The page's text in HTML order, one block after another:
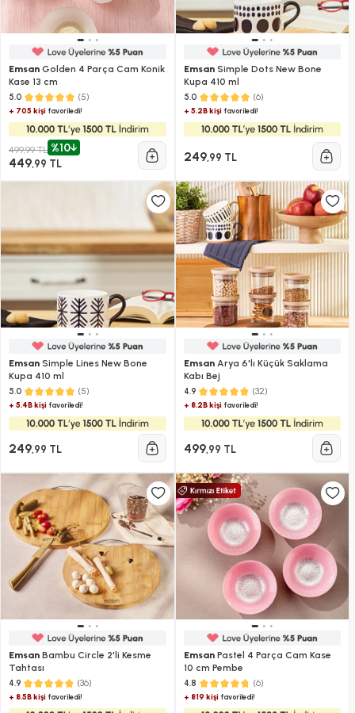
Emsan Golden 4 Parça Cam Konik
Kase 13 cm
5.0 (5)
+ 705 kişi favoriledi!
499,99 TL %10
449,99 TL
EmsanSimple Dots New Bone
Kupa 410 ml
5.0 (6)
+ 5.2B kişifavoriledi!
249,99 TL
Emsan Simple Lines New Bone
Kupa 410 ml
5.0 (5)
+ 5.4B kişi favoriledi!
249,99 TL
EmsanArya 6'lı Küçük Saklama
Kabı Bej
4.9 (32)
+ 8.2B kişifavoriledi!
499,99 TL
Emsan Bambu Circle 2'li Kesme
Tahtası
4.9 (36)
+ 8.5B kişi favoriledi!
EmsanPastel 4 Parça Cam Kase
10 cm Pembe
4.8 (6)
+ 819 kişifavoriledi!